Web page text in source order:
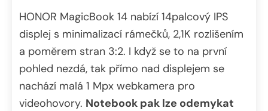
HONOR MagicBook 14 nabízí 14palcový IPS
displej s minimalizací rámečků, 2,1K rozlišením
a poměrem stran 3:2. I když se to na první
pohled nezdá, tak přímo nad displejem se
nachází malá 1 Mpx webkamera pro
videohovory. Notebook pak lze odemykat